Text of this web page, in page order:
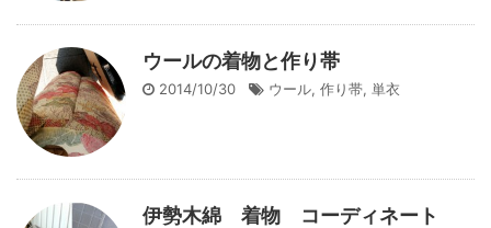
ウールの着物と作り帯
2014/10/30 ウール, 作り帯, 単衣
伊勢木綿 着物 コーディネート